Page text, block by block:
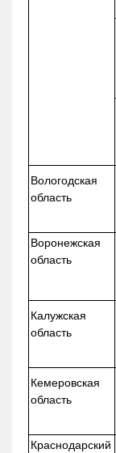
Вологодская
область
Воронежская
область
Калужская
область
Кемеровская
область
Краснодарский